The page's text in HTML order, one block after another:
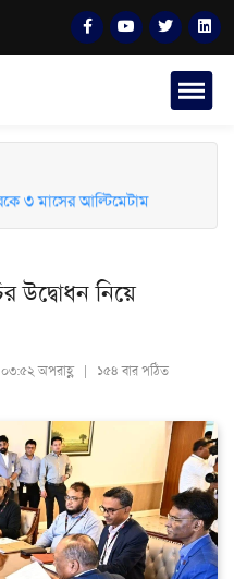
৩ মাসের আল্টিমেটাম
উদ্বোধন নিয়ে
অপরাহ্ণ | ১৫৪ বার পঠিত